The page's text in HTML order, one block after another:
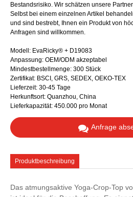
Bestandsrisiko. Wir schätzen unsere
Selbst bei einem einzelnen Artikel
und sind bestrebt, Ihnen ein Produkt von
Anfragen sind willkommen.
Modell: EvaRicky® + D19083
Anpassung: OEM/ODM akzeptabel
Mindestbestellmenge: 300 Stück
Zertifikat: BSCI, GRS, SEDEX, OEKO-TEX
Lieferzeit: 30-45 Tage
Herkunftsort: Quanzhou, China
Lieferkapazität: 450.000 pro Monat
Anfrage
Produktbeschreibung
Das atmungsaktive Yoga-Crop-Top